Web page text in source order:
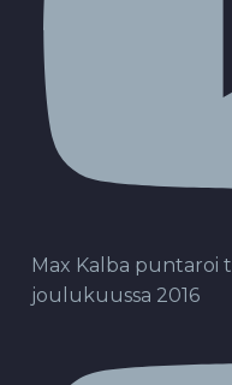
Max Kalba puntaroi
joulukuussa 2016